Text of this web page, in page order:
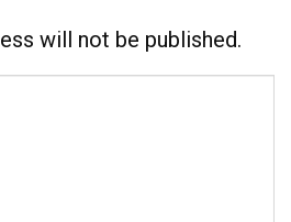
will not be published.